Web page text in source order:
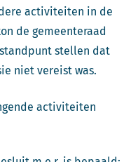
activiteiten in de
de gemeenteraad
stellen dat
niet vereist was.
activiteiten